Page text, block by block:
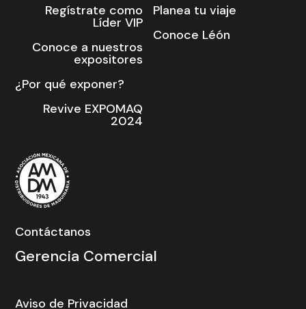
Regístrate como
Líder VIP
Conoce a nuestros
expositores
¿Por qué exponer?
Revive EXPOMAQ
2024
Planea tu viaje
Conoce Léón
Contáctanos
Gerencia Comercial
Aviso de Privacidad